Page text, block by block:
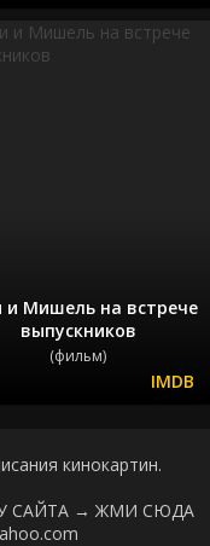
и Мишель на встрече
выпускников
(фильм)
кинокартин.
САЙТА → ЖМИ СЮДА